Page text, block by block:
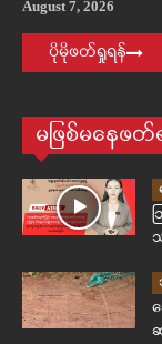
August 7, 2026
ပိုမိုဖတ်ရှုရန်
မဖြစ်မနေဖ